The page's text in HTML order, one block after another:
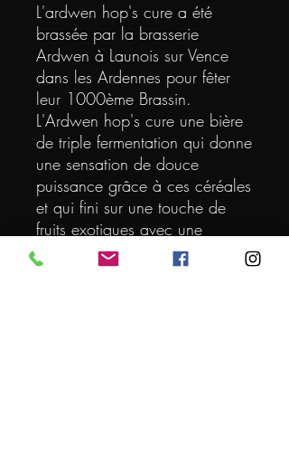
L'ardwen hop's cure a été
brassée par la brasserie
Ardwen à Launois sur Vence
dans les Ardennes pour fêter
leur 1000ème Brassin.
L'Ardwen hop's cure une bière
de triple fermentation qui donne
une sensation de douce
puissance grâce à ces céréales
et qui fini sur une touche de
fruits exotiques avec une
amertume maîtrisée.